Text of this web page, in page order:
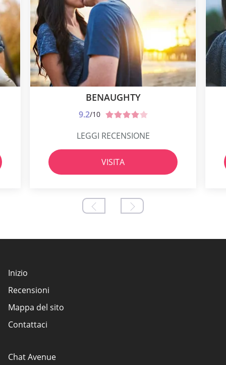
BENAUGHTY
9.2/10
LEGGI RECENSIONE
VISITA
Inizio
Recensioni
Mappa del sito
Contattaci
Chat Avenue